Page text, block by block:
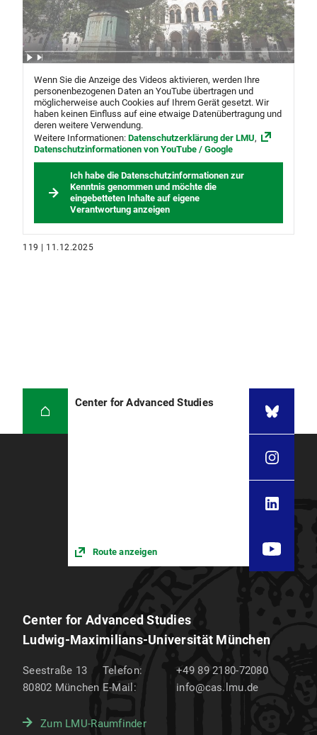
Wenn Sie die Anzeige des Videos aktivieren, werden Ihre
personenbezogenen Daten an YouTube übertragen und
möglicherweise auch Cookies auf Ihrem Gerät gesetzt. Wir
haben keinen Einfluss auf eine etwaige Datenübertragung und
deren weitere Verwendung.
Weitere Informationen: Datenschutzerklärung der LMU,
Datenschutzinformationen von YouTube / Google
Ich habe die Datenschutzinformationen zur
Kenntnis genommen und möchte die
eingebetteten Inhalte auf eigene
Verantwortung anzeigen
119 | 11.12.2025
Center for Advanced Studies
Route anzeigen
Center for Advanced Studies
Ludwig-Maximilians-Universität München
Seestraße 13
80802 München
Telefon:
+49 89 2180-72080
E-Mail:
info@cas.lmu.de
Zum LMU-Raumfinder